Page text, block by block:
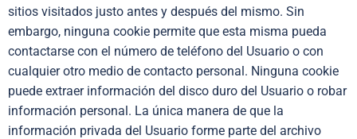
sitios visitados justo antes y después del mismo. Sin
embargo, ninguna cookie permite que esta misma pueda
contactarse con el número de teléfono del Usuario o con
cualquier otro medio de contacto personal. Ninguna cookie
puede extraer información del disco duro del Usuario o robar
información personal. La única manera de que la
información privada del Usuario forme parte del archivo